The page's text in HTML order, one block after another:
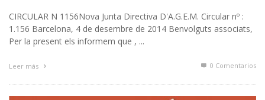
CIRCULAR N 1156Nova Junta Directiva D'A.G.E.M. Circular nº :
1.156 Barcelona, 4 de desembre de 2014 Benvolguts associats,
Per la present els informem que , ...
Leer más 0 Comentarios